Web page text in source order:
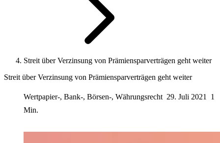
Streit über Verzinsung von Prämiensparverträgen geht weiter
Streit über Verzinsung von Prämiensparverträgen geht weiter
Wertpapier-, Bank-, Börsen-, Währungsrecht 29. Juli 2021
1
Min.